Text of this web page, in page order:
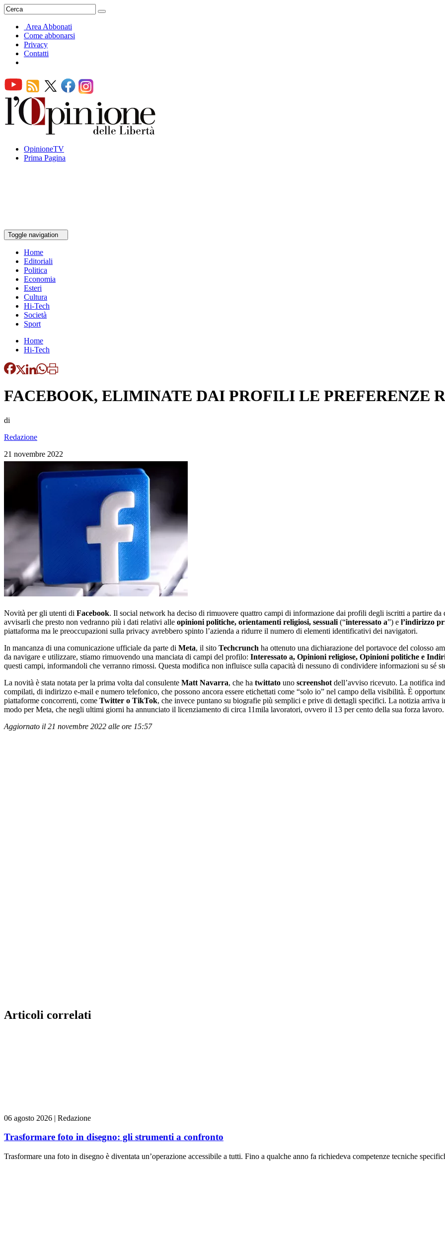
Area Abbonati
Come abbonarsi
Privacy
Contatti
OpinioneTV
Prima Pagina
Toggle navigation
Home
Editoriali
Politica
Economia
Esteri
Cultura
Hi-Tech
Società
Sport
Home
Hi-Tech
FACEBOOK, ELIMINATE DAI PROFILI LE PREFERENZE
di
Redazione
21 novembre 2022
Novità per gli utenti di Facebook. Il social network ha deciso di rimuovere quattro campi di informazione dai profili degli iscritti a partire
avvisarli che presto non vedranno più i dati relativi alle opinioni politiche, orientamenti religiosi, sessuali (“interessato a”) e l’indirizzo
piattaforma ma le preoccupazioni sulla privacy avrebbero spinto l’azienda a ridurre il numero di elementi identificativi dei navigatori.
In mancanza di una comunicazione ufficiale da parte di Meta, il sito Techcrunch ha ottenuto una dichiarazione del portavoce del colosso
da navigare e utilizzare, stiamo rimuovendo una manciata di campi del profilo: Interessato a, Opinioni religiose, Opinioni politiche e
questi campi, informandoli che verranno rimossi. Questa modifica non influisce sulla capacità di nessuno di condividere informazioni su sé
La novità è stata notata per la prima volta dal consulente Matt Navarra, che ha twittato uno screenshot dell’avviso ricevuto. La notifica
compilati, di indirizzo e-mail e numero telefonico, che possono ancora essere etichettati come “solo io” nel campo della visibilità. È
piattaforme concorrenti, come Twitter o TikTok, che invece puntano su biografie più semplici e prive di dettagli specifici. La notizia
modo per Meta, che negli ultimi giorni ha annunciato il licenziamento di circa 11mila lavoratori, ovvero il 13 per cento della sua forza lavoro.
Aggiornato il 21 novembre 2022 alle ore 15:57
Articoli correlati
06 agosto 2026 | Redazione
Trasformare foto in disegno: gli strumenti a confronto
Trasformare una foto in disegno è diventata un’operazione accessibile a tutti. Fino a qualche anno fa richiedeva competenze tecniche